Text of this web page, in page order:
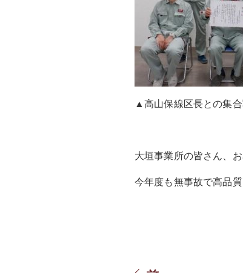
▲高山保線区長と
大垣事業所の皆さん、
今年度も無事故で高品